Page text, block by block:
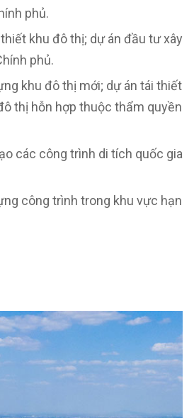
phủ.
khu đô thị; dự án đầu tư xây
phủ.
khu đô thị mới; dự án tái thiết
thị hỗn hợp thuộc thẩm quyền
các công trình di tích quốc gia
công trình trong khu vực hạn